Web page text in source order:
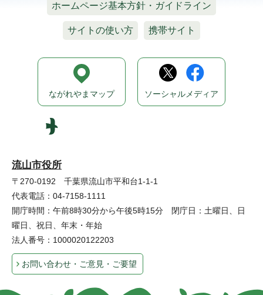
ホームページ基本方針・ガイドライン
サイトの使い方 携帯サイト
流山市役所
〒270-0192 千葉県流山市平和台1-1-1
代表電話：04-7158-1111
開庁時間：午前8時30分から午後5時15分 閉庁日：土曜日、日
曜日、祝日、年末・年始
法人番号：1000020122203
お問い合わせ・ご意見・ご要望
ながれやまマップ ソーシャルメディア